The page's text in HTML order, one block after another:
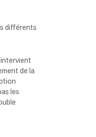
différents
intervient
de la
les